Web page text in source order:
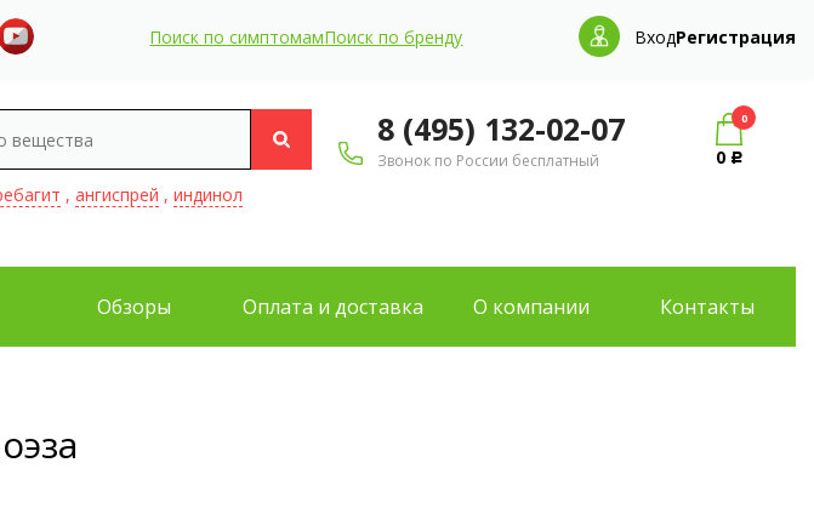
Поиск по симптомамПоиск по бренду ВходРегистрация
, ангиспрей , индинол
8 (495) 132-02-07
Звонок по России бесплатный
0
0 Р
Обзоры Оплата и доставка О компании Контакты